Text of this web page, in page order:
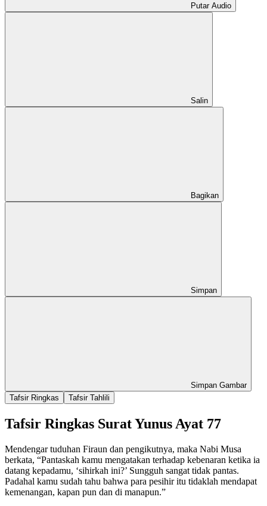
Putar Audio
Salin
Bagikan
Simpan
Simpan Gambar
Tafsir Ringkas
Tafsir Tahlili
Tafsir Ringkas Surat Yunus Ayat 77
Mendengar tuduhan Firaun dan pengikutnya, maka Nabi Musa
berkata, “Pantaskah kamu mengatakan terhadap kebenaran ketika ia
datang kepadamu, ‘sihirkah ini?’ Sungguh sangat tidak pantas.
Padahal kamu sudah tahu bahwa para pesihir itu tidaklah mendapat
kemenangan, kapan pun dan di manapun.”